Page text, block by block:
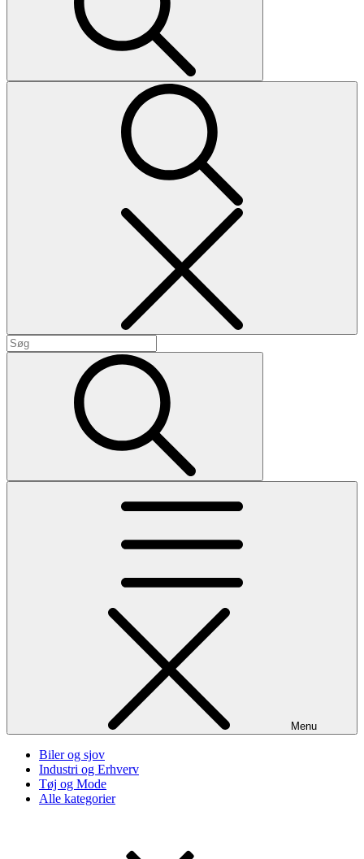
Search
for:
Menu
Biler og sjov
Industri og Erhverv
Tøj og Mode
Alle kategorier